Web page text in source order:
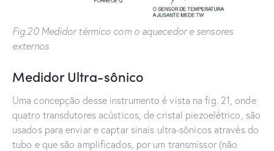
Fig.20 Medidor térmico com o aquecedor e sensores
externos
Medidor Ultra-sônico
Uma concepção desse instrumento é vista na fig. 21, onde
quatro transdutores acústicos, de cristal piezoelétrico, são
usados para enviar e captar sinais ultra-sônicos através do
tubo e que são amplificados, por um transmissor (não